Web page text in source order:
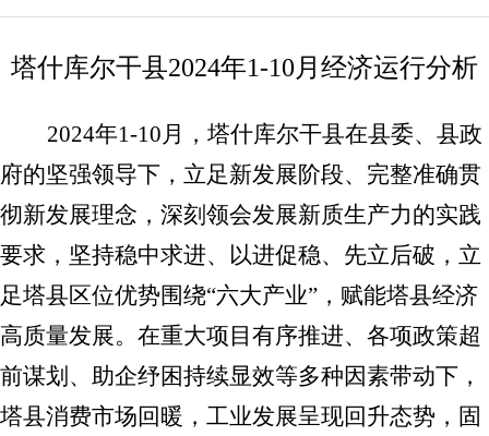
塔什库尔干县2024年1-10 月经济运行分析
2024年1-10月，塔什库尔干县在县委、县政
府的坚强领导下，立足新发展阶段、完整准确贯
彻新发展理念，深刻领会发展新质生产力的实践
要求 ，坚持稳中求进、以进促稳、先立后破，立
足塔县区位优势围绕“六大产业” ，赋能塔县经济
高质量发展。在重大项目有序推进、各项政策超
前谋划、助企纾困持续显效等多种因素带动下，
塔县消费市场回暖，工业发展呈现回升态势，固